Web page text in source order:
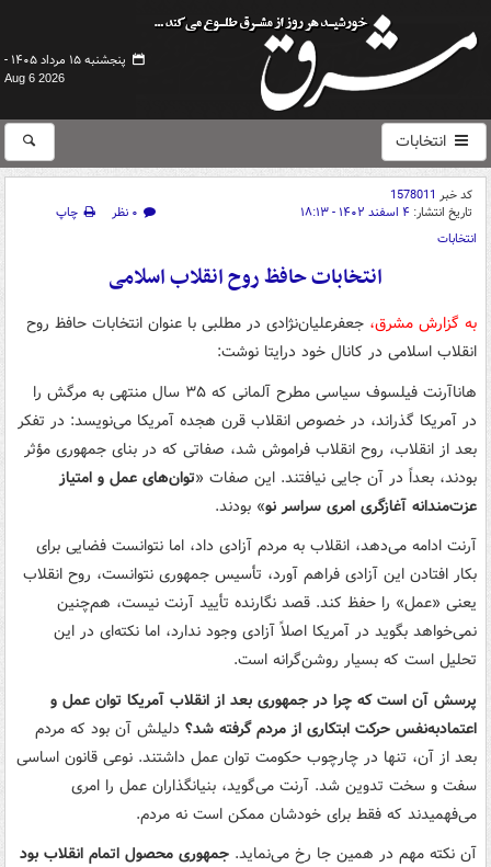
پنجشنبه ۱۵ مرداد ۱۴۰۵ -
Aug 6 2026
انتخابات
کد خبر 1578011
تاریخ انتشار: ۴ اسفند ۱۴۰۲ - ۱۸:۱۳ ۰ نظر
چاپ
انتخابات
انتخابات حافظ روح انقلاب اسلامی
به گزارش مشرق، جعفرعلیان‌نژادی در مطلبی با عنوان انتخابات حافظ روح
انقلاب اسلامی در کانال خود درایتا نوشت:
هاناآرنت فیلسوف سیاسی مطرح آلمانی که ۳۵ سال منتهی به مرگش را
در آمریکا گذراند، در خصوص انقلاب قرن هجده آمریکا می‌نویسد: در تفکر
بعد از انقلاب، روح انقلاب فراموش شد، صفاتی که در بنای جمهوری مؤثر
بودند، بعداً در آن جایی نیافتند. این صفات «توان‌های عمل و امتیاز
عزت‌مندانه آغازگری امری سراسر نو» بودند.
آرنت ادامه می‌دهد، انقلاب به مردم آزادی داد، اما نتوانست فضایی برای
بکار افتادن این آزادی فراهم آورد، تأسیس جمهوری نتوانست، روح انقلاب
یعنی «عمل» را حفظ کند. قصد نگارنده تأیید آرنت نیست، هم‌چنین
نمی‌خواهد بگوید در آمریکا اصلاً آزادی وجود ندارد، اما نکته‌ای در این
تحلیل است که بسیار روشن‌گرانه است.
پرسش آن است که چرا در جمهوری بعد از انقلاب آمریکا توان عمل و
اعتمادبه‌نفس حرکت ابتکاری از مردم گرفته شد؟ دلیلش آن بود که مردم
بعد از آن، تنها در چارچوب حکومت توان عمل داشتند. نوعی قانون اساسی
سفت و سخت تدوین شد. آرنت می‌گوید، بنیانگذاران عمل را امری
می‌فهمیدند که فقط برای خودشان ممکن است نه مردم.
آن نکته مهم در همین جا رخ می‌نماید. جمهوری محصول اتمام انقلاب بود